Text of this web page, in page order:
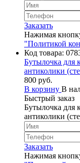
Заказать
Нажимая
"Политикой
Код товара:
Бутылочка для
антиколики
800 руб.
В корзину В
Быстрый заказ
Бутылочка для
антиколики
Заказать
Нажимая